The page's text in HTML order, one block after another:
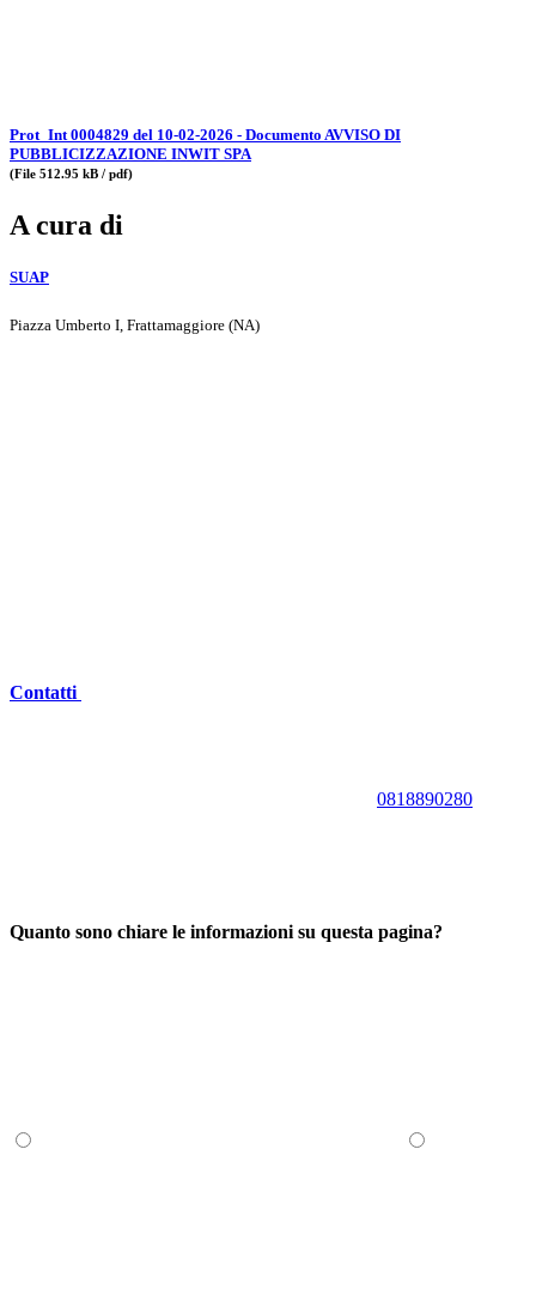
Prot_Int 0004829 del 10-02-2026 - Documento AVVISO DI
PUBBLICIZZAZIONE INWIT SPA
(File 512.95 kB / pdf)
A cura di
SUAP
Piazza Umberto I, Frattamaggiore (NA)
Contatti
0818890280
Quanto sono chiare le informazioni su questa pagina?